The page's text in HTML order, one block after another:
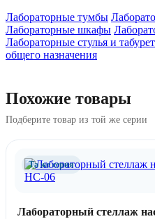
Лабораторные тумбы
Лабораторные шкафы
Лабораторные стулья и
общего назначения
Похожие товары
Подберите товар из той же серии
Та же серия
Лабораторный стеллаж